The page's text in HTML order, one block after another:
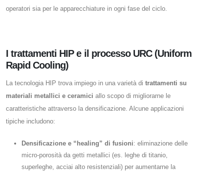
operatori sia per le apparecchiature in ogni fase del ciclo.
I trattamenti HIP e il processo URC (Uniform
Rapid Cooling)
La tecnologia HIP trova impiego in una varietà di trattamenti su
materiali metallici e ceramici allo scopo di migliorarne le
caratteristiche attraverso la densificazione. Alcune applicazioni
tipiche includono:
Densificazione e “healing” di fusioni: eliminazione delle
micro-porosità da getti metallici (es. leghe di titanio,
superleghe, acciai alto resistenziali) per aumentarne la